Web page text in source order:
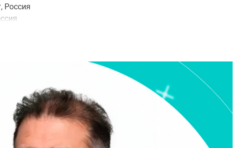
Россия
отопластика.
Севан, Армения